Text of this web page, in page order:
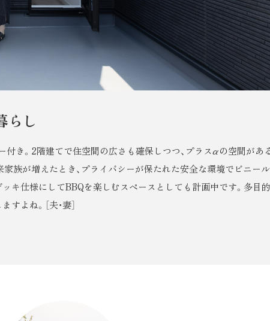
らし
き。2階建てで住空間の広さも確保しつつ、プラスαの空間があ
族が増えたとき、プライバシーが保たれた安全な環境でビニー
キ仕様にしてBBQを楽しむスペースとしても計画中です。多目
よね。［夫・妻］